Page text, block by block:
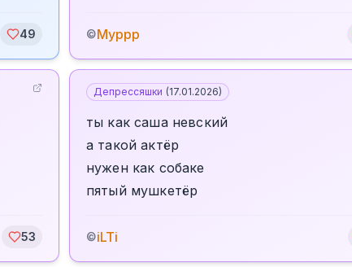
49 ©Муррр
53
Депрессяшки (17.01.2026)
ты как саша невский
а такой актёр
нужен как собаке
пятый мушкетёр
©iLTi